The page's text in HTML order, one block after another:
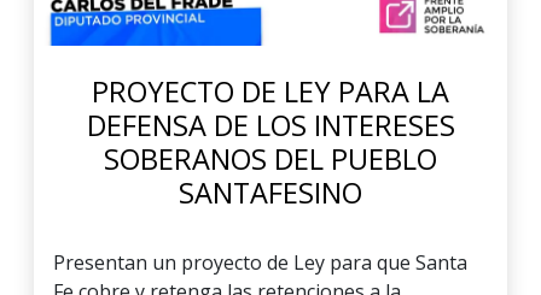
PROYECTO DE LEY PARA LA
DEFENSA DE LOS INTERESES
SOBERANOS DEL PUEBLO
SANTAFESINO
Presentan un proyecto de Ley para que Santa